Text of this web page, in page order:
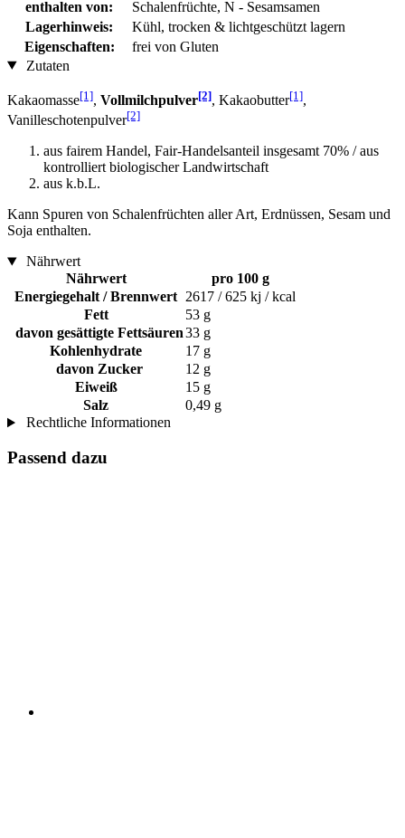
enthalten von:
Schalenfrüchte, N - Sesamsamen
Lagerhinweis:
Kühl, trocken & lichtgeschützt lagern
Eigenschaften:
frei von Gluten
Zutaten
Kakaomasse[1], Vollmilchpulver[2], Kakaobutter[1],
Vanilleschotenpulver[2]
aus fairem Handel, Fair-Handelsanteil insgesamt 70% / aus
kontrolliert biologischer Landwirtschaft
aus k.b.L.
Kann Spuren von Schalenfrüchten aller Art, Erdnüssen, Sesam und
Soja enthalten.
Nährwert
Nährwert
pro 100 g
Energiegehalt / Brennwert 2617 / 625 kj / kcal
Fett
53 g
davon gesättigte Fettsäuren33 g
Kohlenhydrate
17 g
davon Zucker
12 g
Eiweiß
15 g
Salz
0,49 g
Rechtliche Informationen
Passend dazu